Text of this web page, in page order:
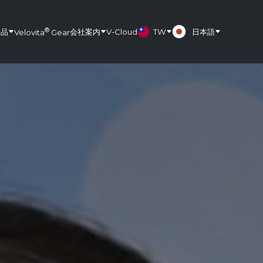
Velovita® Gear会社案内 V-Cloud TW 日本語